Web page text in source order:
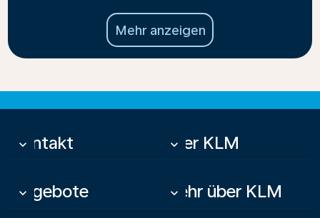
Mehr anzeigen
Kontakt
keyboard_arrow_down Über KLM
keyboard_arrow_down
Angebote
keyboard_arrow_down Mehr über KLM
keyboard_arrow_down